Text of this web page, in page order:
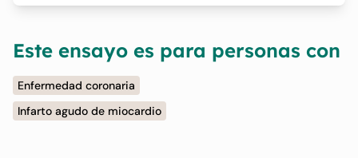
Este ensayo es para personas con
Enfermedad coronaria
Infarto agudo de miocardio